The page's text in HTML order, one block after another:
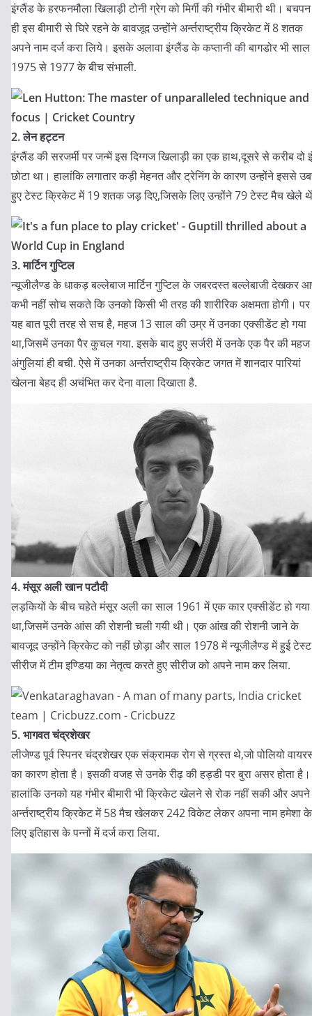
इंग्लैंड के हरफनमौला खिलाड़ी टोनी ग्रेग को मिर्गी की गंभीर बीमारी थी।
ही इस बीमारी से घिरे रहने के बावजूद उन्होंने अर्न्तराष्ट्रीय क्रिकेट में 8 शतक
अपने नाम दर्ज करा लिये। इसके अलावा इंग्लैंड के कप्तानी की बागडोर भी साल
1975 से 1977 के बीच संभाली.
2. लेन हट्टन
इंग्लैंड की सरजर्मी पर जन्में इस दिग्गज खिलाड़ी का एक हाथ,दूसरे से करीब दो
छोटा था। हालांकि लगातार कड़ी मेहनत और ट्रेनिंग के कारण उन्होंने इससे
हुए टेस्ट क्रिकेट में 19 शतक जड़ दिए,जिसके लिए उन्होंने 79 टेस्ट मैच खेले
3. मार्टिन गुप्टिल
न्यूजीलैण्ड के धाकड़ बल्लेबाज मार्टिन गुप्टिल के जबरदस्त बल्लेबाजी देखकर
कभी नहीं सोच सकते कि उनको किसी भी तरह की शारीरिक अक्षमता होगी। पर
यह बात पूरी तरह से सच है, महज 13 साल की उम्र में उनका एक्सीडेंट हो गया
था,जिसमें उनका पैर कुचल गया. इसके बाद हुए सर्जरी में उनके एक पैर की महज
अंगुलियां ही बची. ऐसे में उनका अर्न्तराष्ट्रीय क्रिकेट जगत में शानदार पारियां
खेलना बेहद ही अचंभित कर देना वाला दिखाता है.
4. मंसूर अली खान पटौदी
लड़कियों के बीच चहेते मंसूर अली का साल 1961 में एक कार एक्सीडेंट हो गया
था,जिसमें उनके आंस की रोशनी चली गयी थी। एक आंख की रोशनी जाने के
बावजूद उन्होंने क्रिकेट को नहीं छोड़ा और साल 1978 में न्यूजीलैण्ड में हुई टेस्ट
सीरीज में टीम इण्डिया का नेतृत्व करते हुए सीरीज को अपने नाम कर लिया.
5. भागवत चंद्रशेखर
लीजेण्ड पूर्व स्पिनर चंद्रशेखर एक संक्रामक रोग से ग्रस्त थे,जो पोलियो
का कारण होता है। इसकी वजह से उनके रीढ़ की हड्डी पर बुरा असर होता है।
हालांकि उनको यह गंभीर बीमारी भी क्रिकेट खेलने से रोक नहीं सकी और अपने
अर्न्तराष्ट्रीय क्रिकेट में 58 मैच खेलकर 242 विकेट लेकर अपना नाम हमेशा के
लिए इतिहास के पन्नों में दर्ज करा लिया.